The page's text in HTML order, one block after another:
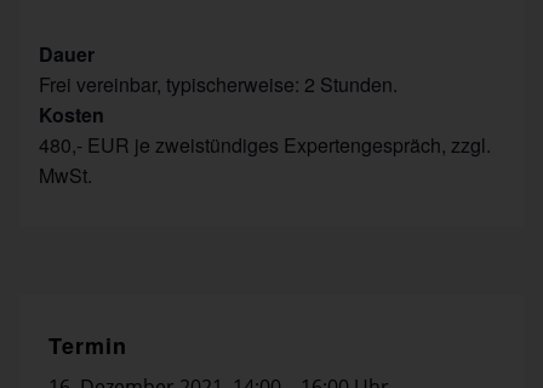
Dauer
Frei vereinbar, typischerweise: 2 Stunden.
Kosten
480,- EUR je zweistündiges Expertengespräch, zzgl.
MwSt.
Termin